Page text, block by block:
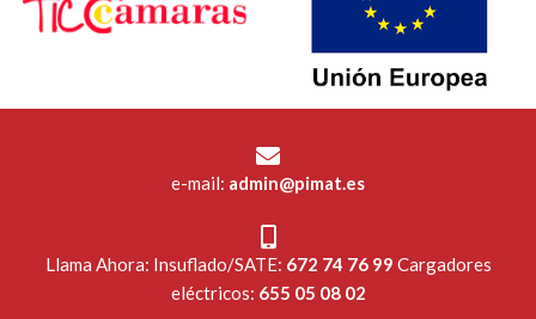
e-mail: admin@pimat.es
Llama Ahora: Insuflado/SATE: 672 74 76 99 Cargadores
eléctricos: 655 05 08 02